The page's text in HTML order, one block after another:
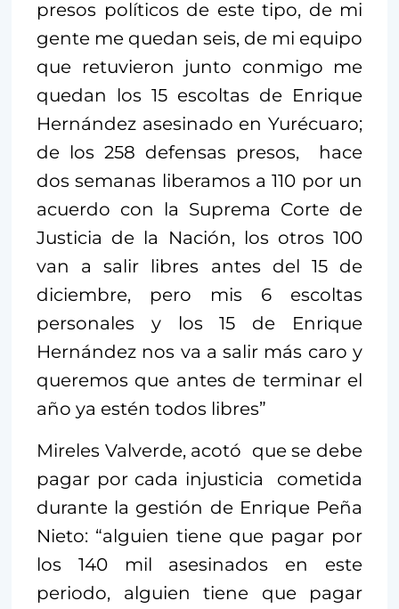
presos políticos de este tipo, de mi
gente me quedan seis, de mi equipo
que retuvieron junto conmigo me
quedan los 15 escoltas de Enrique
Hernández asesinado en Yurécuaro;
de los 258 defensas presos, hace
dos semanas liberamos a 110 por un
acuerdo con la Suprema Corte de
Justicia de la Nación, los otros 100
van a salir libres antes del 15 de
diciembre, pero mis 6 escoltas
personales y los 15 de Enrique
Hernández nos va a salir más caro y
queremos que antes de terminar el
año ya estén todos libres”
Mireles Valverde, acotó que se debe
pagar por cada injusticia cometida
durante la gestión de Enrique Peña
Nieto: “alguien tiene que pagar por
los 140 mil asesinados en este
periodo, alguien tiene que pagar